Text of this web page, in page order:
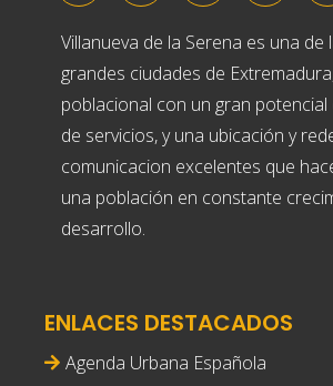
Villanueva de la Serena es una de
grandes ciudades de
poblacional con un gran
de servicios, y una ubicación y
comunicacion excelentes que
una población en constante
desarrollo.
ENLACES DESTACADOS
Agenda Urbana Española